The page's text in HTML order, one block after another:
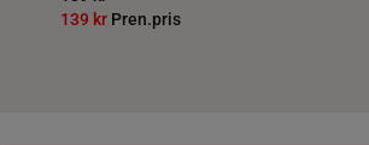
139 kr Pren.pris